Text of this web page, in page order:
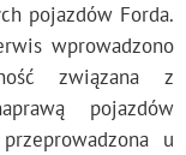
pojazdów Forda.
wprowadzono
związana z
pojazdów
u